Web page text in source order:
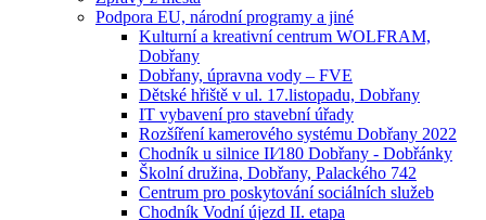
Podpora EU, národní programy a jiné
Kulturní a kreativní centrum WOLFRAM,
Dobřany
Dobřany, úpravna vody – FVE
Dětské hřiště v ul. 17.listopadu, Dobřany
IT vybavení pro stavební úřady
Rozšíření kamerového systému Dobřany 2022
Chodník u silnice II⁄180 Dobřany - Dobřánky
Školní družina, Dobřany, Palackého 742
Centrum pro poskytování sociálních služeb
Chodník Vodní újezd II. etapa